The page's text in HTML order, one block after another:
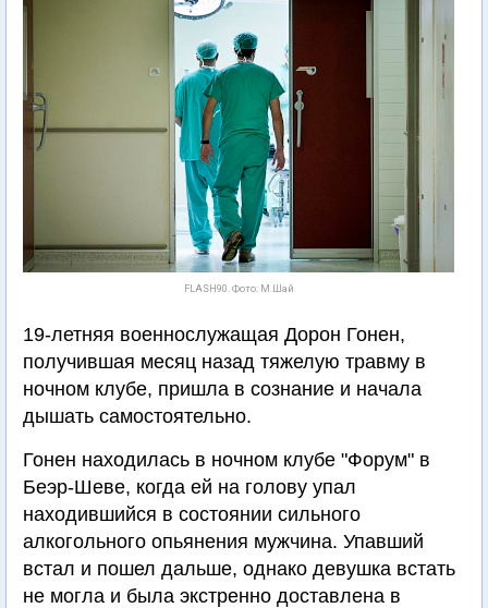
FLASH90. Фото: М.Шай
19-летняя военнослужащая Дорон Гонен,
получившая месяц назад тяжелую травму в
ночном клубе, пришла в сознание и начала
дышать самостоятельно.
Гонен находилась в ночном клубе "Форум" в
Беэр-Шеве, когда ей на голову упал
находившийся в состоянии сильного
алкогольного опьянения мужчина. Упавший
встал и пошел дальше, однако девушка встать
не могла и была экстренно доставлена в